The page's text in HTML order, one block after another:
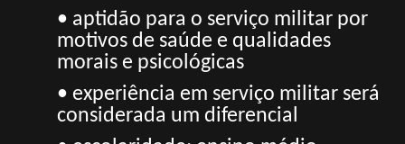
• aptidão para o serviço militar por
motivos de saúde e qualidades
morais e psicológicas
• experiência em serviço militar será
considerada um diferencial